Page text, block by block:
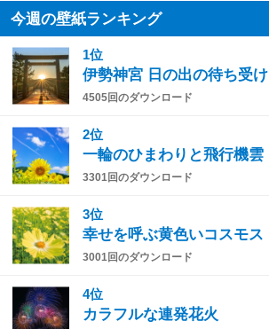
今週の壁紙ランキング
1位
伊勢神宮 日の出の待ち受け
4505回のダウンロード
2位
一輪のひまわりと飛行機雲
3301回のダウンロード
3位
幸せを呼ぶ黄色いコスモス
3001回のダウンロード
4位
カラフルな連発花火